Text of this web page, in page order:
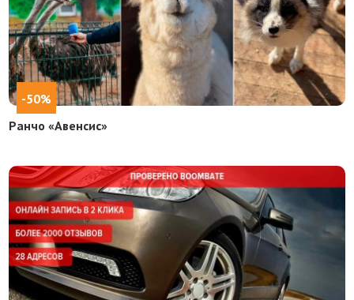
-50%
Ранчо «Авенсис»